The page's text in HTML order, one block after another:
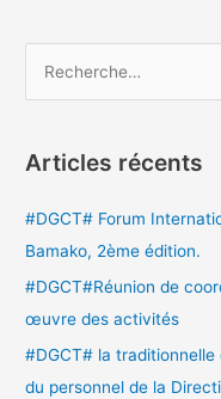
h
r
Articles récents
#DGCT# Forum
Bamako, 2ème édition.
#DGCT#Réunion de
œuvre des activités
#DGCT# la
du personnel de la